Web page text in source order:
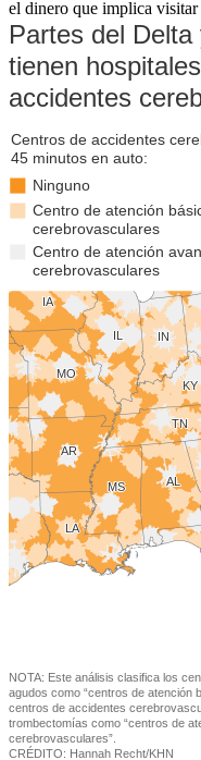
el dinero que implica